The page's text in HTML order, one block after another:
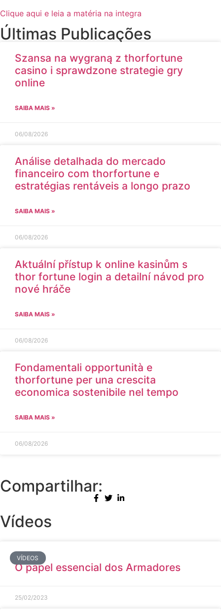
Clique aqui e leia a matéria na integra
Últimas Publicações
Szansa na wygraną z thorfortune
casino i sprawdzone strategie gry
online
SAIBA MAIS »
06/08/2026
Análise detalhada do mercado
financeiro com thorfortune e
estratégias rentáveis a longo prazo
SAIBA MAIS »
06/08/2026
Aktuální přístup k online kasinům s
thor fortune login a detailní návod pro
nové hráče
SAIBA MAIS »
06/08/2026
Fondamentali opportunità e
thorfortune per una crescita
economica sostenibile nel tempo
SAIBA MAIS »
06/08/2026
Compartilhar:
Vídeos
VÍDEOS
O papel essencial dos Armadores
25/02/2023